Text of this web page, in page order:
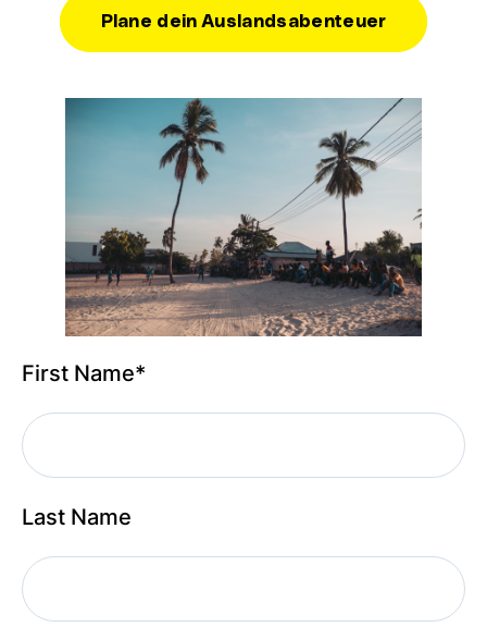
Plane dein Auslandsabenteuer
First Name*
Last Name